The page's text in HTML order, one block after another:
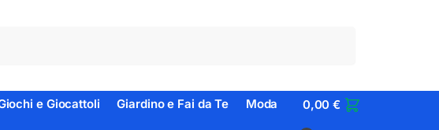
e Giocattoli Giardino e Fai da Te
Moda
0,00€